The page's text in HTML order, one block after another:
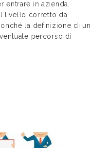
entrare in azienda,
livello corretto da
la definizione di un
percorso di